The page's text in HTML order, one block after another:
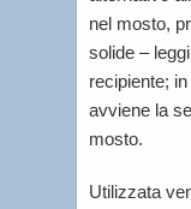
nel mosto,
solide –
recipiente;
avviene la
mosto.
Utilizzata